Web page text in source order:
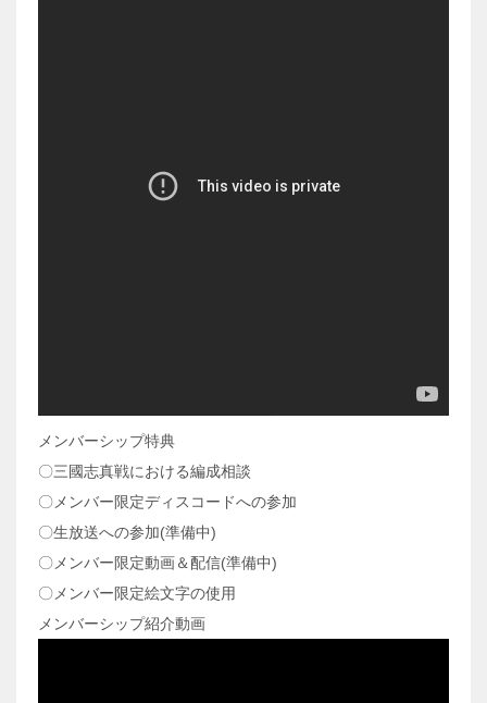
メンバーシップ特典
〇三國志真戦における編成相談
〇メンバー限定ディスコードへの参加
〇生放送への参加(準備中)
〇メンバー限定動画＆配信(準備中)
〇メンバー限定絵文字の使用
メンバーシップ紹介動画